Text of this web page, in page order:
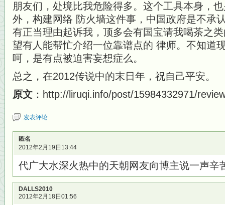
朋友们，处境比我危险得多。这个工具本身，
外，构建网络 防火墙这件事，中国政府是不承
有正当理由起诉我，顶多会有国宝请我喝茶之
望有人能帮忙介绍一位靠谱点的 律师。不知道
呵，是有点被迫害妄想症么。
总之，在2012传说中的末日年，祝自己平安。
原文 ：http://liruqi.info/post/15984332971/
发表评论
匿名
2012年2月19日13:44
代广大水深火热中的天朝网友向博主说一声辛
DALLS2010
2012年2月18日01:56